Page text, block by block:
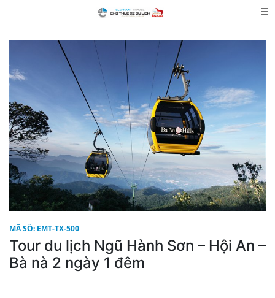
☰
MÃ SỐ: EMT-TX-500
Tour du lịch Ngũ Hành Sơn – Hội An –
Bà nà 2 ngày 1 đêm